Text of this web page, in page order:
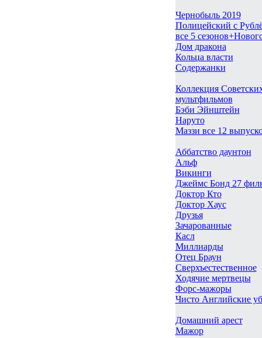
Чернобыль 2019
Полицейский с
все 5
Дом дракона
Кольца власти
Содержанки
Коллекция
мультфильмов
Бэби Эйнштейн
Наруто
Маззи все 12
Аббатство даунтон
Альф
Викинги
Джеймс Бонд 27
Доктор Кто
Доктор Хаус
Друзья
Зачарованные
Касл
Миллиарды
Отец Браун
Сверхъестественное
Ходячие мертвецы
Форс-мажоры
Чисто Английские
Домашний арест
Мажор